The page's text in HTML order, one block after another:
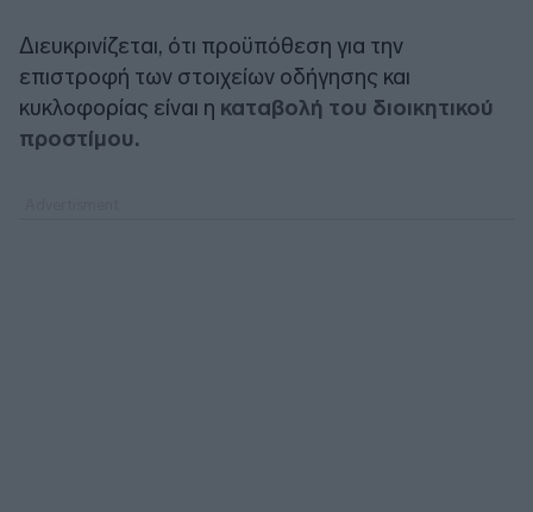
Διευκρινίζεται, ότι προϋπόθεση για την
επιστροφή των στοιχείων οδήγησης και
κυκλοφορίας είναι η καταβολή του διοικητικού
προστίμου.